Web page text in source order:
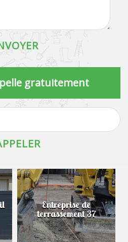
gratuitement
Entreprise de
terrassement 37